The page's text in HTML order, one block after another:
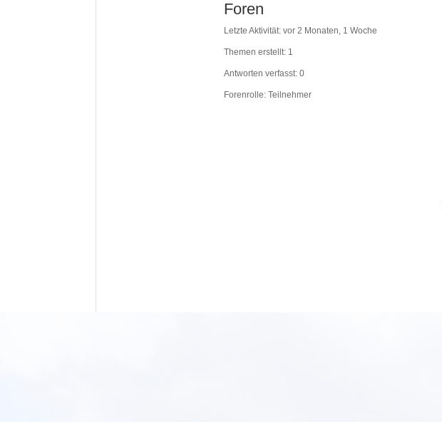
Foren
Letzte Aktivität: vor 2 Monaten, 1 Woche
Themen erstellt: 1
Antworten verfasst: 0
Forenrolle: Teilnehmer